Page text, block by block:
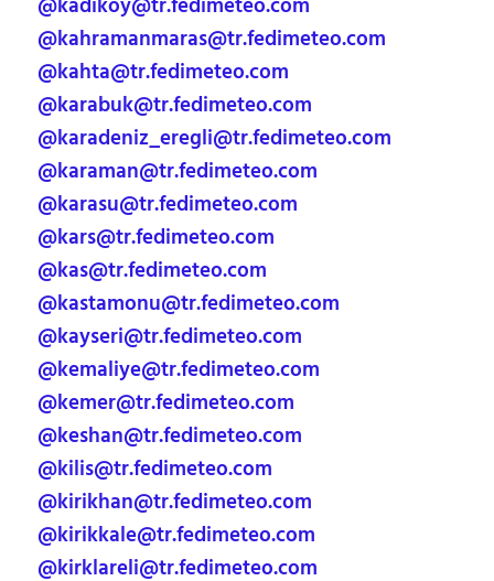
@kadikoy@tr.fedimeteo.com
@kahramanmaras@tr.fedimeteo.com
@kahta@tr.fedimeteo.com
@karabuk@tr.fedimeteo.com
@karadeniz_eregli@tr.fedimeteo.com
@karaman@tr.fedimeteo.com
@karasu@tr.fedimeteo.com
@kars@tr.fedimeteo.com
@kas@tr.fedimeteo.com
@kastamonu@tr.fedimeteo.com
@kayseri@tr.fedimeteo.com
@kemaliye@tr.fedimeteo.com
@kemer@tr.fedimeteo.com
@keshan@tr.fedimeteo.com
@kilis@tr.fedimeteo.com
@kirikhan@tr.fedimeteo.com
@kirikkale@tr.fedimeteo.com
@kirklareli@tr.fedimeteo.com